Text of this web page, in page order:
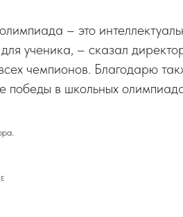
– это
для ученика, – сказал
чемпионов. Благодарю
победы в школьных